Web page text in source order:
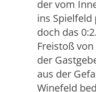
der vom
ins
doch das
Freistoß
der
aus der
Winefeld